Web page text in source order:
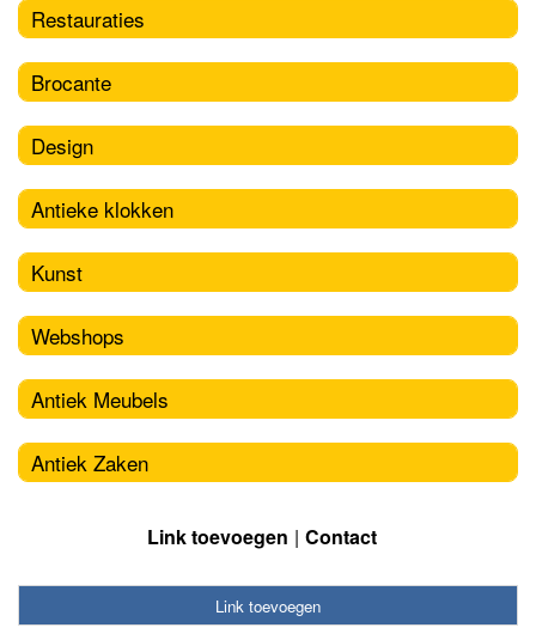
Restauraties
Brocante
Design
Antieke klokken
Kunst
Webshops
Antiek Meubels
Antiek Zaken
Link toevoegen Contact
Link toevoegen